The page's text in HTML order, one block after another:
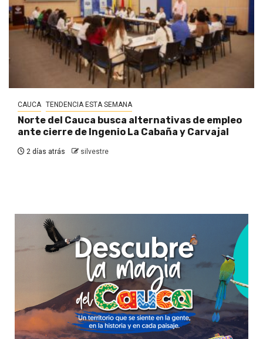
CAUCA TENDENCIA ESTA SEMANA
Norte del Cauca busca alternativas de empleo
ante cierre de Ingenio La Cabaña y Carvajal
2 días atrás silvestre